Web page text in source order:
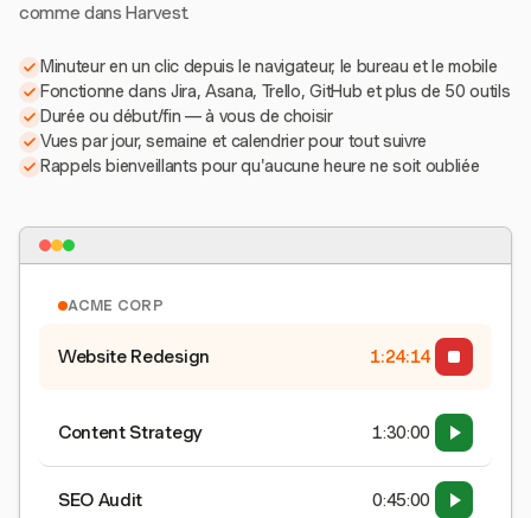
comme dans Harvest.
Minuteur en un clic depuis le navigateur, le bureau et le mobile
Fonctionne dans Jira, Asana, Trello, GitHub et plus de 50 outils
Durée ou début/fin — à vous de choisir
Vues par jour, semaine et calendrier pour tout suivre
Rappels bienveillants pour qu'aucune heure ne soit oubliée
ACME CORP
Website Redesign 1:24:15
Content Strategy 1:30:00
SEO Audit 0:45:00